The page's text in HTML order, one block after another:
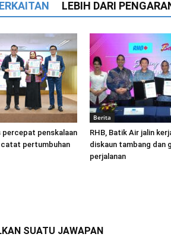
LEBIH DARI
percepat penskalaan
catat pertumbuhan
Berita
RHB, Batik Air jalin
diskaun tambang dan
perjalanan
SUATU JAWAPAN